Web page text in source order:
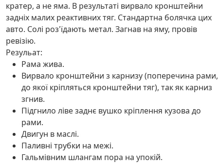
кратер, а не яма. В результаті вирвало кронштейни
задніх малих реактивних тяг. Стандартна болячка цих
авто. Солі роз'їдають метал. Загнав на яму, провів
ревізію.
Резульат:
Рама жива.
Вирвало кронштейни з карнизу (поперечина рами,
до якої кріпляться кронштейни тяг), так як карниз
згнив.
Підгнило ліве заднє вушко кріплення кузова до
рами.
Двигун в маслі.
Паливні трубки на межі.
Гальмівним шлангам пора на упокій.